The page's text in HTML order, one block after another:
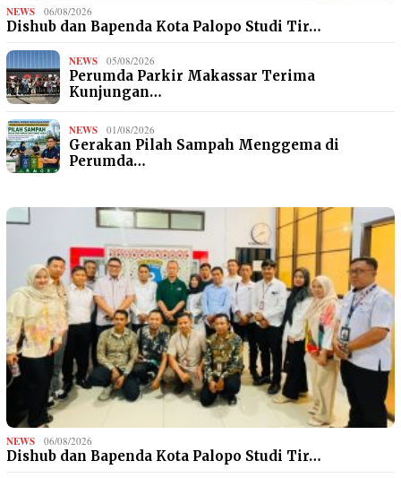
NEWS 06/08/2026
Dishub dan Bapenda Kota Palopo Studi Tir…
NEWS 05/08/2026
Perumda Parkir Makassar Terima
Kunjungan…
NEWS 01/08/2026
Gerakan Pilah Sampah Menggema di
Perumda…
NEWS 06/08/2026
Dishub dan Bapenda Kota Palopo Studi Tir…